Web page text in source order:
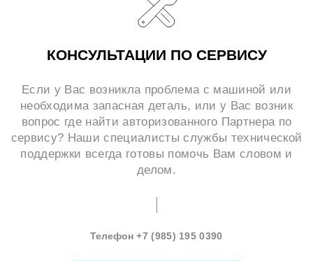
КОНСУЛЬТАЦИИ ПО СЕРВИСУ
Если у Вас возникла проблема с машиной или
необходима запасная деталь, или у Вас возник
вопрос где найти авторизованного Партнера по
сервису? Наши специалисты службы технической
поддержки всегда готовы помочь Вам словом и
делом.
Телефон‭+7 (985) 195 0390‬